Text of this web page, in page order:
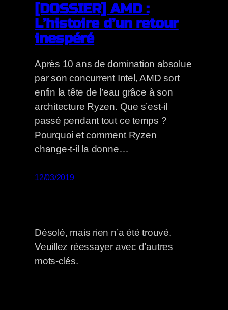
[DOSSIER] AMD :
L’histoire d’un retour
inespéré
Après 10 ans de domination absolue
par son concurrent Intel, AMD sort
enfin la tête de l’eau grâce à son
architecture Ryzen. Que s’est-il
passé pendant tout ce temps ?
Pourquoi et comment Ryzen
change-t-il la donne…
12/03/2019
Désolé, mais rien n’a été trouvé.
Veuillez réessayer avec d’autres
mots-clés.